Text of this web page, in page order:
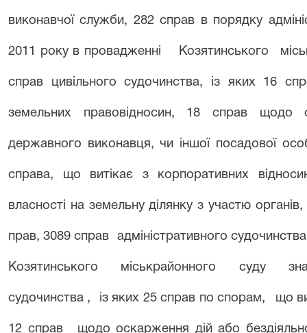
виконавчої служби, 282 справ в порядку
2011 року в провадженні Козятинського
справ цивільного судочинства, із яких 16
земельних правовідносин, 18 справ щодо
державного виконавця, чи іншої посадової
справа, що витікає з корпоративних
власності на земельну ділянку з участю
прав, 3089 справ адміністративного
Козятинського міськрайонного суду
судочинства , із яких 25 справ по спорам, що
12 справ щодо оскарження дій або